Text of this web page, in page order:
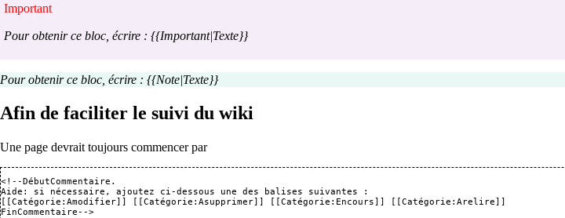
Important
Pour obtenir ce bloc, écrire : {{Important|Texte}}
Pour obtenir ce bloc, écrire : {{Note|Texte}}
Afin de faciliter le suivi du wiki
Une page devrait toujours commencer par
<!--DébutCommentaire.
Aide: si nécessaire, ajoutez ci-dessous une des balises suivantes :
[[Catégorie:Amodifier]] [[Catégorie:Asupprimer]] [[Catégorie:Encours]] [[Catégorie:Arelire]]
FinCommentaire-->